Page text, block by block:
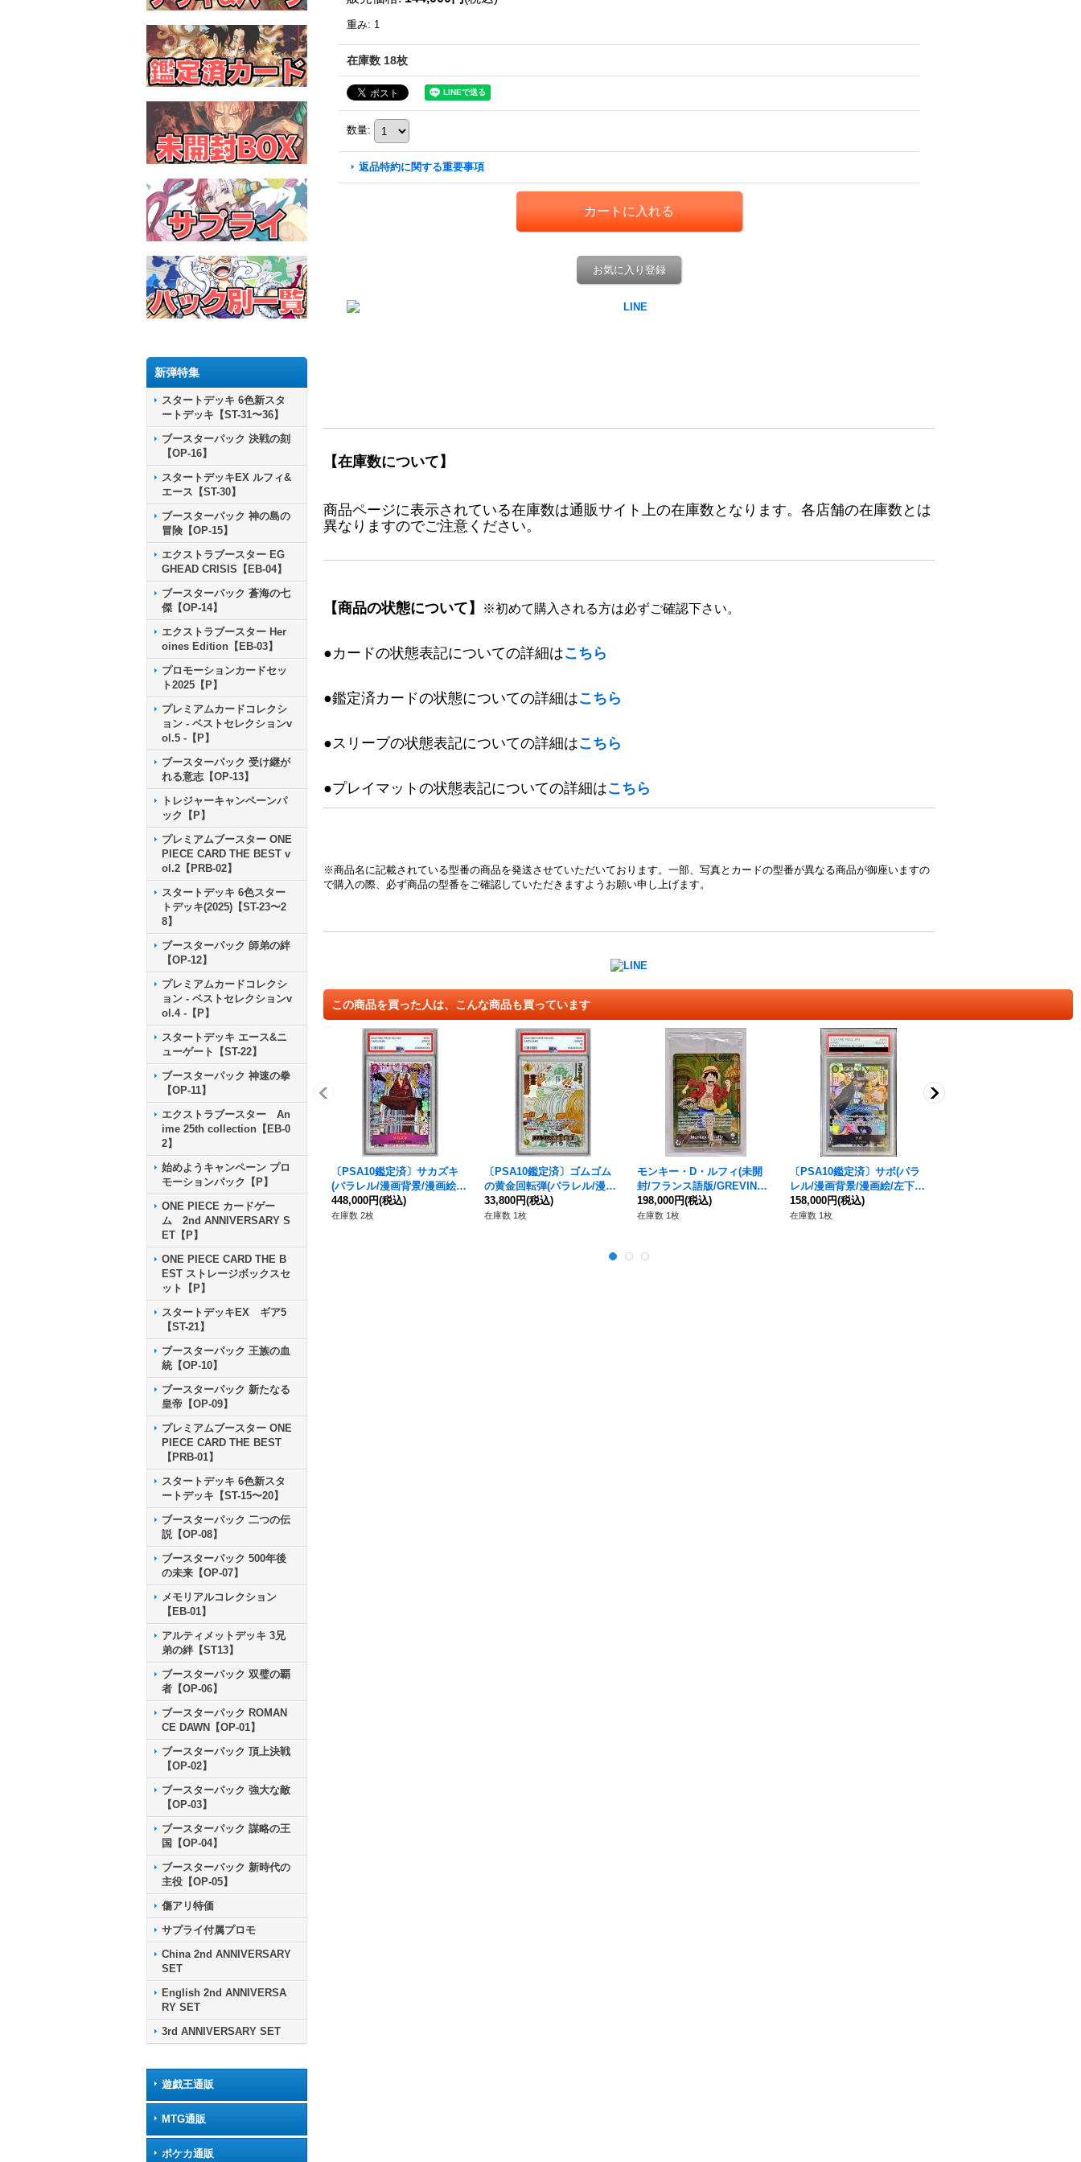
新弾特集
スタートデッキ 6色新スタ
ートデッキ【ST-31〜36】
ブースターパック 決戦の刻
【OP-16】
スタートデッキEX ルフィ&
エース【ST-30】
ブースターパック 神の島の
冒険【OP-15】
エクストラブースター EG
GHEAD CRISIS【EB-04】
ブースターパック 蒼海の七
傑【OP-14】
エクストラブースター Her
oines Edition【EB-03】
プロモーションカードセッ
ト2025【P】
プレミアムカードコレクシ
ョン - ベストセレクションv
ol.5 -【P】
ブースターパック 受け継が
れる意志【OP-13】
トレジャーキャンペーンパ
ック【P】
プレミアムブースター ONE
PIECE CARD THE BEST v
ol.2【PRB-02】
スタートデッキ 6色スター
トデッキ(2025)【ST-23〜2
8】
ブースターパック 師弟の絆
【OP-12】
プレミアムカードコレクシ
ョン - ベストセレクションv
ol.4 -【P】
スタートデッキ エース&ニ
ューゲート【ST-22】
ブースターパック 神速の拳
【OP-11】
エクストラブースター An
ime 25th collection【EB-0
2】
始めようキャンペーン プロ
モーションパック【P】
ONE PIECE カードゲー
ム 2nd ANNIVERSARY S
ET【P】
ONE PIECE CARD THE B
EST ストレージボックスセ
ット【P】
スタートデッキEX ギア5
【ST-21】
ブースターパック 王族の血
統【OP-10】
ブースターパック 新たなる
皇帝【OP-09】
プレミアムブースター ONE
PIECE CARD THE BEST
【PRB-01】
スタートデッキ 6色新スタ
ートデッキ【ST-15〜20】
ブースターパック 二つの伝
説【OP-08】
ブースターパック 500年後
の未来【OP-07】
メモリアルコレクション
【EB-01】
アルティメットデッキ 3兄
弟の絆【ST13】
ブースターパック 双璧の覇
者【OP-06】
ブースターパック ROMAN
CE DAWN【OP-01】
ブースターパック 頂上決戦
【OP-02】
ブースターパック 強大な敵
【OP-03】
ブースターパック 謀略の王
国【OP-04】
ブースターパック 新時代の
主役【OP-05】
傷アリ特価
サプライ付属プロモ
China 2nd ANNIVERSARY
SET
English 2nd ANNIVERSA
RY SET
3rd ANNIVERSARY SET
遊戯王通販
MTG通販
ポケカ通販
重み: 1
在庫数 18枚
数量:
返品特約に関する重要事項
お気に入り登録
【在庫数について】
商品ページに表示されている在庫数は通販サイト上の在庫数となります。各店舗の在庫数とは
異なりますのでご注意ください。
【商品の状態について】 ※初めて購入される方は必ずご確認下さい。
●カードの状態表記についての詳細はこちら
●鑑定済カードの状態についての詳細はこちら
●スリーブの状態表記についての詳細はこちら
●プレイマットの状態表記についての詳細はこちら
※商品名に記載されている型番の商品を発送させていただいております。一部、写真とカードの型番が異なる商品が御座いますの
で購入の際、必ず商品の型番をご確認していただきますようお願い申し上げます。
この商品を買った人は、こんな商品も買っています
〔PSA10鑑定済〕サカズキ
(パラレル/漫画背景/漫画絵)
【SR/SP】{OP16-065}
448,000円(税込)
在庫数 2枚
〔PSA10鑑定済〕ゴムゴム
の黄金回転弾(パラレル/漫画
絵)【R/P】{OP15-116}
33,800円(税込)
在庫数 1枚
モンキー・D・ルフィ(未開
封/フランス語版/GREVINロ
ゴ)【L】{OP13-001}
198,000円(税込)
在庫数 1枚
〔PSA10鑑定済〕サボ(パラ
レル/漫画背景/漫画絵/左下ロ
ゴ無)【SR/SP】{OP04-083}
158,000円(税込)
在庫数 1枚